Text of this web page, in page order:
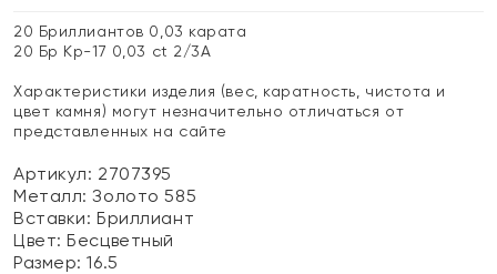
20 Бриллиантов 0,03 карата
20 Бр Кр-17 0,03 ct 2/3А
Характеристики изделия (вес, каратность, чистота и
цвет камня) могут незначительно отличаться от
представленных на сайте
Артикул: 2707395
Металл:Золото 585
Вставки:Бриллиант
Цвет:Бесцветный
Размер:16.5